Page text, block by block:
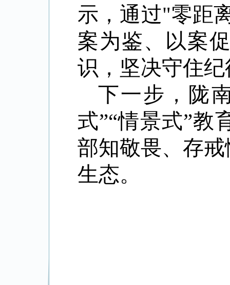
示，通过"零距
案为鉴、以案
识，坚决守住
下一步，陇
式”“情景式”教
部知敬畏、存
生态。